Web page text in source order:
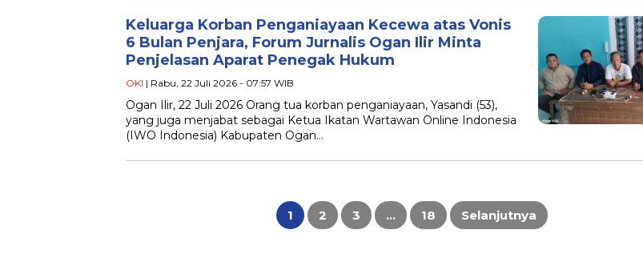
Keluarga Korban Penganiayaan Kecewa atas Vonis
6 Bulan Penjara, Forum Jurnalis Ogan Ilir Minta
Penjelasan Aparat Penegak Hukum
OKI | Rabu, 22 Juli 2026 - 07:57 WIB
Ogan Ilir, 22 Juli 2026 Orang tua korban penganiayaan, Yasandi (53),
yang juga menjabat sebagai Ketua Ikatan Wartawan Online Indonesia
(IWO Indonesia) Kabupaten Ogan…
1 2 3 … 18 Selanjutnya